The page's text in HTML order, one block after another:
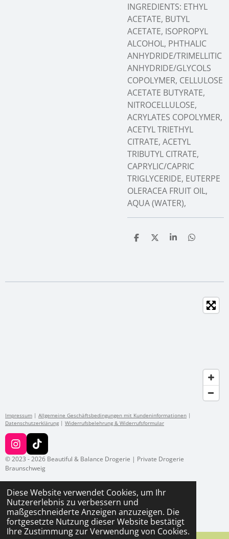
Diese Website verwendet Cookies, um Ihr
Nutzererlebnis zu verbessern und
maßgeschneiderte Anzeigen anzuzeigen. Die
fortgesetzte Nutzung dieser Website bestätigt
Ihre Zustimmung zur Verwendung von Cookies.
INGREDIENTS: ETHYL
ACETATE, BUTYL
ACETATE, ISOPROPYL
ALCOHOL, PHTHALIC
ANHYDRIDE/TRIMELLITIC
ANHYDRIDE/GLYCOLS
COPOLYMER, CELLULOSE
ACETATE BUTYRATE,
NITROCELLULOSE,
ACRYLATES COPOLYMER,
ACETYL TRIETHYL
CITRATE, ACETYL
TRIBUTYL CITRATE,
CAPRYLIC/CAPRIC
TRIGLYCERIDE, EUTERPE
OLERACEA FRUIT OIL,
AQUA (WATER),
T
n
T
n
T
n
T
n
Impressum | Allgemeine Geschäftsbedingungen mit Kundeninformationen |
Datenschutzerklärung | Widerrufsbelehrung & Widerrufsformular
I
n
s
g
r
a
m
T
i
k
o
k
© 2023 - 2026 Beautiful & Balance Drogerie | Private Drogerie
Braunschweig